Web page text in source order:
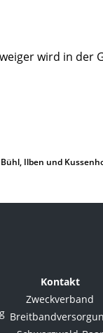
wird in der
Ilben und
Kontakt
Zweckverband